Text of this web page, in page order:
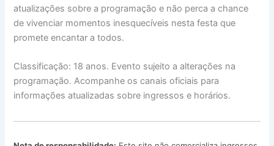
atualizações sobre a programação e não perca a chance
de vivenciar momentos inesquecíveis nesta festa que
promete encantar a todos.
Classificação: 18 anos. Evento sujeito a alterações na
programação. Acompanhe os canais oficiais para
informações atualizadas sobre ingressos e horários.